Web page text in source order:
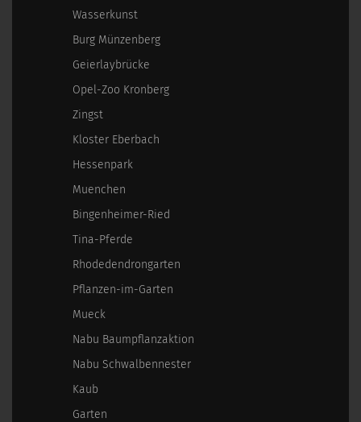
Wasserkunst
Burg Münzenberg
Geierlaybrücke
Opel-Zoo Kronberg
Zingst
Kloster Eberbach
Hessenpark
Muenchen
Bingenheimer-Ried
Tina-Pferde
Rhodedendrongarten
Pflanzen-im-Garten
Mueck
Nabu Baumpflanzaktion
Nabu Schwalbennester
Kaub
Garten